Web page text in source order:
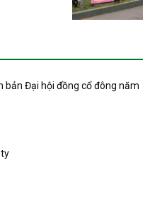
bản Đại hội đồng cổ đông năm